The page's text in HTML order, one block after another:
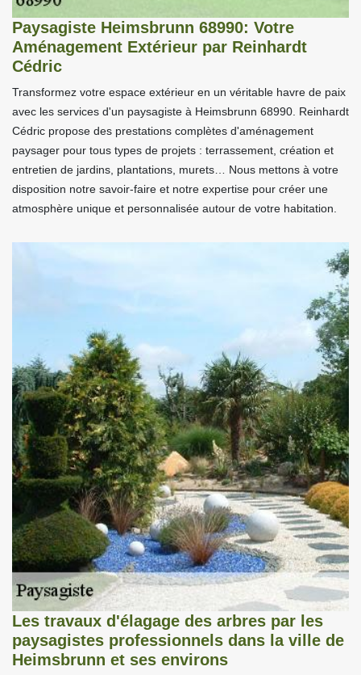
Paysagiste Heimsbrunn 68990: Votre
Aménagement Extérieur par Reinhardt
Cédric
Transformez votre espace extérieur en un véritable havre de paix
avec les services d'un paysagiste à Heimsbrunn 68990. Reinhardt
Cédric propose des prestations complètes d'aménagement
paysager pour tous types de projets : terrassement, création et
entretien de jardins, plantations, murets… Nous mettons à votre
disposition notre savoir-faire et notre expertise pour créer une
atmosphère unique et personnalisée autour de votre habitation.
Les travaux d'élagage des arbres par les
paysagistes professionnels dans la ville de
Heimsbrunn et ses environs